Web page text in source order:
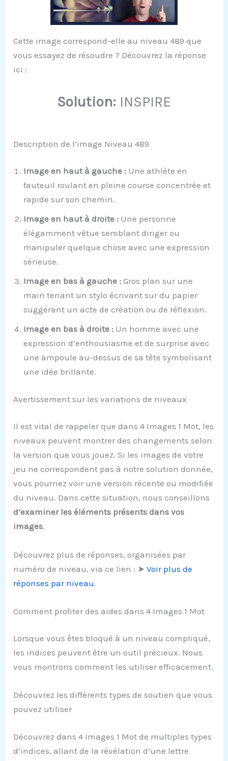
Cette image correspond-elle au niveau 489 que
vous essayez de résoudre ? Découvrez la réponse
ici :
Solution: INSPIRE
Description de l’image Niveau 489
Image en haut à gauche : Une athlète en
fauteuil roulant en pleine course concentrée et
rapide sur son chemin.
Image en haut à droite : Une personne
élégamment vêtue semblant diriger ou
manipuler quelque chose avec une expression
sérieuse.
Image en bas à gauche : Gros plan sur une
main tenant un stylo écrivant sur du papier
suggérant un acte de création ou de réflexion.
Image en bas à droite : Un homme avec une
expression d’enthousiasme et de surprise avec
une ampoule au-dessus de sa tête symbolisant
une idée brillante.
Avertissement sur les variations de niveaux
Il est vital de rappeler que dans 4 Images 1 Mot, les
niveaux peuvent montrer des changements selon
la version que vous jouez. Si les images de votre
jeu ne correspondent pas à notre solution donnée,
vous pourriez voir une version récente ou modifiée
du niveau. Dans cette situation, nous conseillons
d’examiner les éléments présents dans vos
images.
Découvrez plus de réponses, organisées par
numéro de niveau, via ce lien : ➤Voir plus de
réponses par niveau.
Comment profiter des aides dans 4 Images 1 Mot
Lorsque vous êtes bloqué à un niveau compliqué,
les indices peuvent être un outil précieux. Nous
vous montrons comment les utiliser efficacement.
Découvrez les différents types de soutien que vous
pouvez utiliser
Découvrez dans 4 Images 1 Mot de multiples types
d’indices, allant de la révélation d’une lettre